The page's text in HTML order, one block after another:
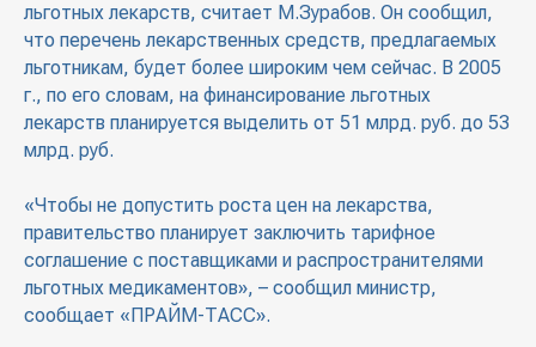
льготных лекарств, считает М.Зурабов. Он сообщил,
что перечень лекарственных средств, предлагаемых
льготникам, будет более широким чем сейчас. В 2005
г., по его словам, на финансирование льготных
лекарств планируется выделить от 51 млрд. руб. до 53
млрд. руб.
«Чтобы не допустить роста цен на лекарства,
правительство планирует заключить тарифное
соглашение с поставщиками и распространителями
льготных медикаментов», – сообщил министр,
сообщает «ПРАЙМ-ТАСС».